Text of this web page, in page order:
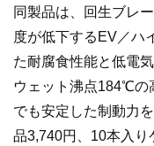
同製品は、回生ブレ
度が低下するEV／ハ
た耐腐食性能と低電
ウェット沸点184℃の
でも安定した制動力
品3,740円、10本入り